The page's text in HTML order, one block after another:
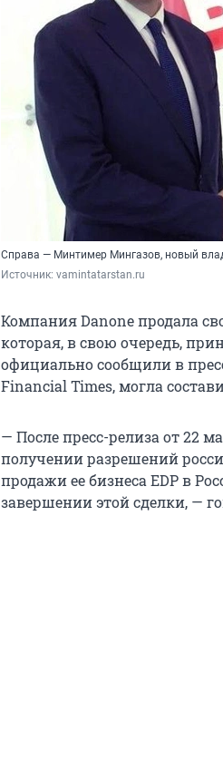
Справа — Минтимер Мингазов, новый
Источник: vamintatarstan.ru
Компания Danone продала
которая, в свою очередь,
официально сообщили в
Financial Times, могла
— После пресс-релиза от 22
получении разрешений
продажи ее бизнеса EDP в
завершении этой сделки, —